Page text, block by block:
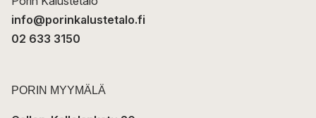
info@porinkalustetalo.fi
02 633 3150
PORIN MYYMÄLÄ